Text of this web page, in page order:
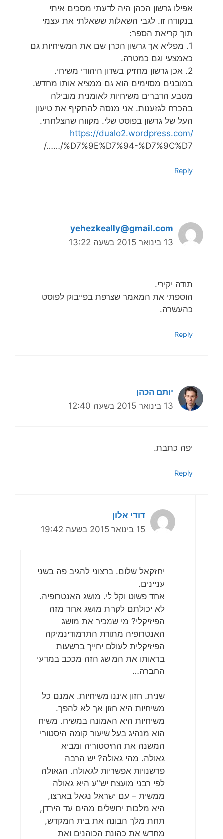
אפילו גרשון הכהן היה לדעתי מסכים איתי
בנקודה זו. לגבי השאלות ששאלתי את עצמי
תוך קריאת הספר:
1. מפליא אך גרשון הכהן שם את המשיחיות גם
כאמצעי וגם כמטרה.
2. אכן גרשון מחזיק בשדון היהודי משיחי.
במובנים מסוימים הוא גם ממציא אותו מחדש.
מטבע הדברים משיחיות לאומנית מובילה
בהכרח לגזענות. אני מנסה להתקיף את טיעון
העל של גרשון בפוסט שלי. מקווה שהצלחתי.
https://dualo2.wordpress.com/
…/%D7%9E%D7%94-%D7%9C%D7…/
Reply
yehezkeally@gmail.com
13 בינואר 2015 בשעה 13:22
תודה יקירי.
הוספתי את המאמר שצרפת בפייבוק לפוסט
כהעשרה.
Reply
יותם הכהן
13 בינואר 2015 בשעה 12:40
יפה כתבת.
Reply
דודי אלון
15 בינואר 2015 בשעה 19:42
יחזקאל שלום. ברצוני להגיב פה בשני
עניינים.
אחד פשוט וקל לי. מושג האנטרופיה.
לא יכולתם לקחת מושג אחר מזה
הפיזיקלי? מי שמכיר את מושג
האנטרופיה מתורת התרמודינמיקה
הפיזיקלית לעולם יחייך ברשעות
בראותו את המושג הזה מככב במדעי
החברה…
שנית. חזון איננו משיחיות. אמנם כל
משיחיות היא חזון אך לא להפך.
משיחיות היא האמונה במשיח. משיח
הוא מנהיג בעל שיעור קומה היסטורי
המשנה את ההיסטוריה ומביא
גאולה. מהי גאולה? יש הרבה
פרשנויות אפשריות לגאולה. הגאולה
לפי רבני מועצת יש"ע היא גאולה
ממשית – עם ישראל נגאל בארצו,
היא מלכות ירושלים מהים עד הירדן,
תחת מלך הבונה את בית המקדש,
מחדש את כהונת הכוהנים ואת